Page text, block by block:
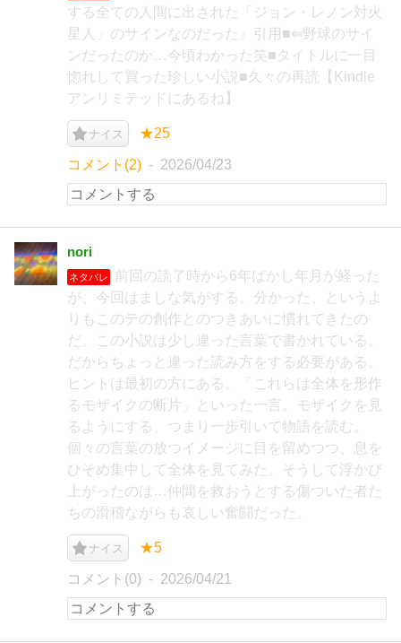
する全ての人間に出された「ジョン・レノン対火
星人」のサインなのだった』引用■⇚野球のサイ
ンだったのか…今頃わかった笑■タイトルに一目
惚れして買った珍しい小説■久々の再読【Kindle
アンリミテッドにあるね】
ナイス ★25
コメント(2) 2026/04/23
nori
ネタバレ
前回の読了時から6年ばかし年月が経った
が、今回はましな気がする。分かった、というよ
りもこのテの創作とのつきあいに慣れてきたの
だ。この小説は少し違った言葉で書かれている。
だからちょっと違った読み方をする必要がある。
ヒントは最初の方にある。「これらは全体を形作
るモザイクの断片」といった一言。モザイクを見
るようにする、つまり一歩引いて物語を読む。
個々の言葉の放つイメージに目を留めつつ、息を
ひそめ集中して全体を見てみた。そうして浮かび
上がったのは…仲間を救おうとする傷ついた者た
ちの滑稽ながらも哀しい奮闘だった。
ナイス ★5
コメント(0) 2026/04/21